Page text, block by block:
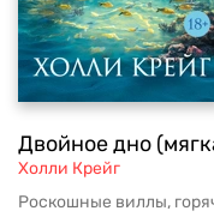
Двойное дно
Холли Крейг
Роскошные виллы,